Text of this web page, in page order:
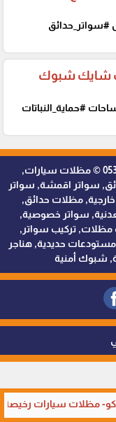
مظلات سيارات رخيصة
شايك شبوك
#حماية_النباتات
ظلال التميز للمظلات والسواتر - 0538402607 © مظلات سيارات,
سواتر اقمشة, سواتر
مظلات حدائق,
سواتر خصوصية,
مظلات, تركيب سواتر,
حديدية, هناجر
شبوك أمنية